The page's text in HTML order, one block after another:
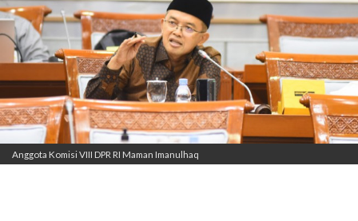
Anggota Komisi VIII DPR RI Maman Imanulhaq